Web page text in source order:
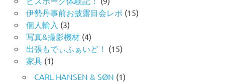
伊勢丹事前お披露目会レポ (15)
個人輸入 (3)
写真&撮影機材(4)
出張もでぃふぁいど！ (15)
家具(1)
CARL HANSEN & SØN (1)